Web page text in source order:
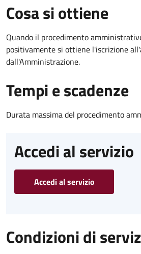
Cosa si ottiene
Quando il procedimento
positivamente si ottiene l'iscrizione
dall'Amministrazione.
Tempi e scadenze
Durata massima del procedimento
Accedi al servizio
Accedi al servizio
Condizioni di